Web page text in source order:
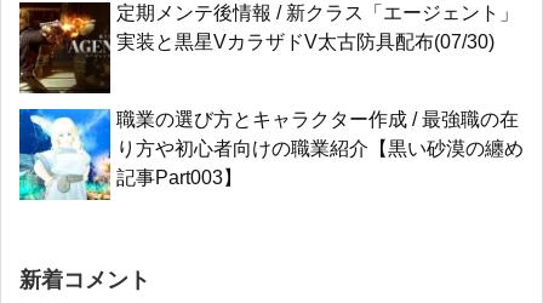
定期メンテ後情報 / 新クラス「エージェント」
実装と黒星VカラザドV太古防具配布(07/30)
職業の選び方とキャラクター作成 / 最強職の在
り方や初心者向けの職業紹介【黒い砂漠の纏め
記事Part003】
新着コメント